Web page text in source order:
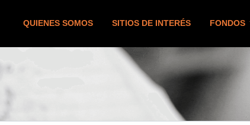
QUIENES SOMOS SITIOS DE INTERÉS FONDOS